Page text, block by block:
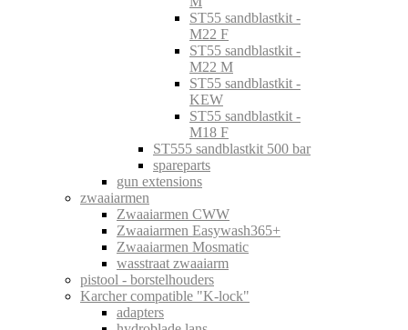
ST55 sandblastkit -
M22 F
ST55 sandblastkit -
M22 M
ST55 sandblastkit -
KEW
ST55 sandblastkit -
M18 F
ST555 sandblastkit 500 bar
spareparts
gun extensions
zwaaiarmen
Zwaaiarmen CWW
Zwaaiarmen Easywash365+
Zwaaiarmen Mosmatic
wasstraat zwaaiarm
pistool - borstelhouders
Karcher compatible "K-lock"
adapters